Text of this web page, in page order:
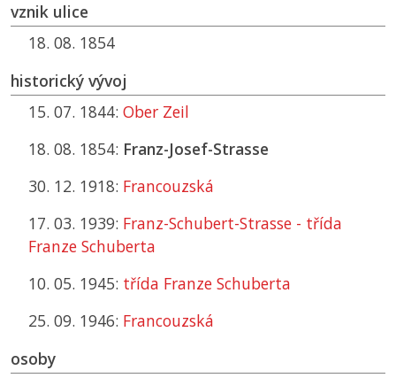
vznik ulice
18. 08. 1854
historický vývoj
15. 07. 1844: Ober Zeil
18. 08. 1854: Franz-Josef-Strasse
30. 12. 1918: Francouzská
17. 03. 1939: Franz-Schubert-Strasse - třída
Franze Schuberta
10. 05. 1945: třída Franze Schuberta
25. 09. 1946: Francouzská
osoby